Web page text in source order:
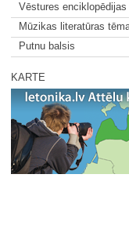
Vēstures
Mūzikas literatūras
Putnu balsis
KARTE